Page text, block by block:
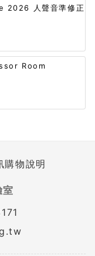
2026 人聲音準修正
Room
購物說明